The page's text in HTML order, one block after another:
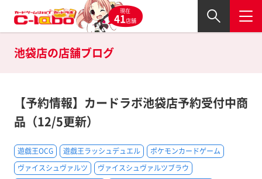
現在
41店舗
池袋店の店舗ブログ
【予約情報】カードラボ池袋店予約受付中商
品（12/5更新）
遊戯王OCG 遊戯王ラッシュデュエル
ポケモンカードゲーム
ヴァイスシュヴァルツ
ヴァイスシュヴァルツブラウ